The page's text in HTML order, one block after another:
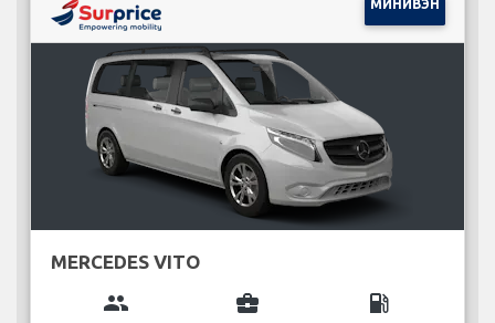
МИНИВЭН
MERCEDES VITO
group business_center local_gas_station